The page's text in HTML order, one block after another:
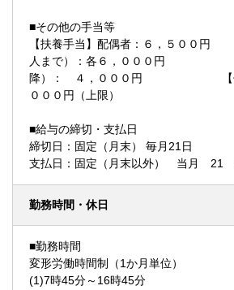
■その他の手当等
【扶養手当】配偶者：６，５
人まで）：各６，０００円
降）： ４，０００円 【住宅
０００円（上限）
■給与の締切・支払日
締切日：固定（月末） 毎月21日
支払日：固定（月末以外） 当月 21
勤務時間・休日
■勤務時間
変形労働時間制（1か月単位）
(1)7時45分～16時45分